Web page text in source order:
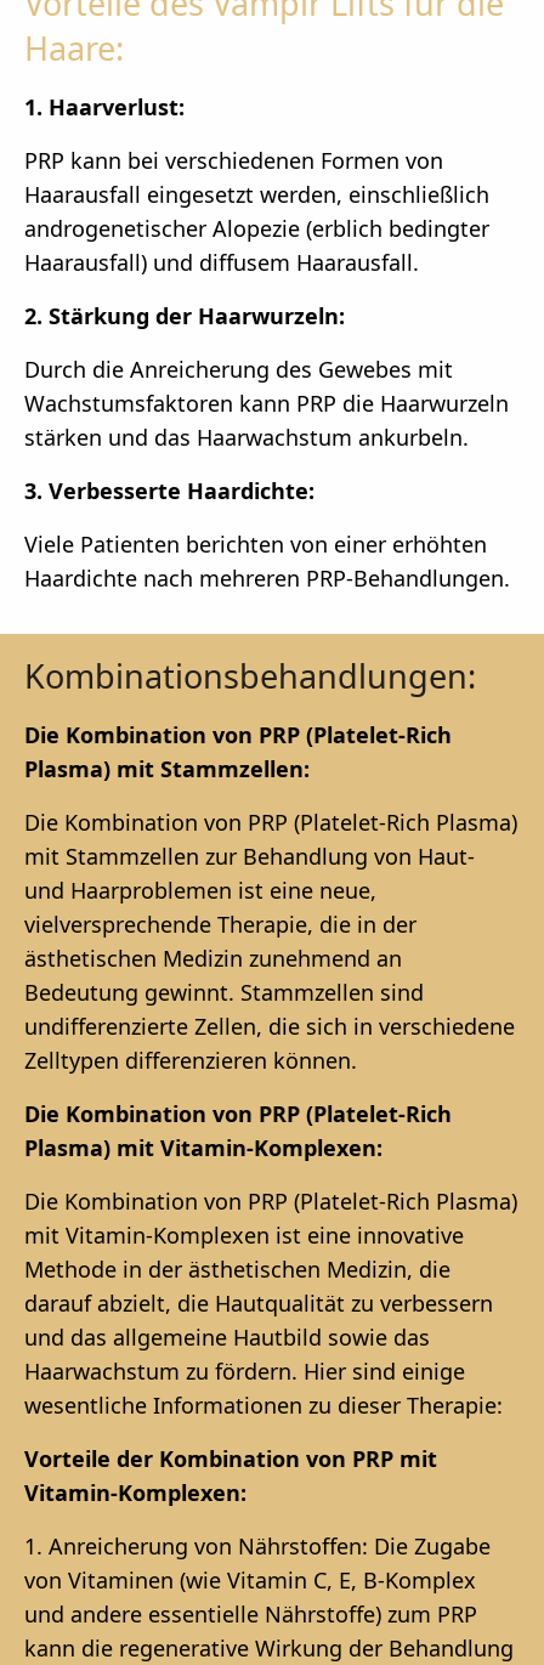
Haare:
1. Haarverlust:
PRP kann bei verschiedenen Formen von
Haarausfall eingesetzt werden, einschließlich
androgenetischer Alopezie (erblich bedingter
Haarausfall) und diffusem Haarausfall.
2. Stärkung der Haarwurzeln:
Durch die Anreicherung des Gewebes mit
Wachstumsfaktoren kann PRP die Haarwurzeln
stärken und das Haarwachstum ankurbeln.
3. Verbesserte Haardichte:
Viele Patienten berichten von einer erhöhten
Haardichte nach mehreren PRP-Behandlungen.
Kombinationsbehandlungen:
Die Kombination von PRP (Platelet-Rich
Plasma) mit Stammzellen:
Die Kombination von PRP (Platelet-Rich Plasma)
mit Stammzellen zur Behandlung von Haut-
und Haarproblemen ist eine neue,
vielversprechende Therapie, die in der
ästhetischen Medizin zunehmend an
Bedeutung gewinnt. Stammzellen sind
undifferenzierte Zellen, die sich in verschiedene
Zelltypen differenzieren können.
Die Kombination von PRP (Platelet-Rich
Plasma) mit Vitamin-Komplexen:
Die Kombination von PRP (Platelet-Rich Plasma)
mit Vitamin-Komplexen ist eine innovative
Methode in der ästhetischen Medizin, die
darauf abzielt, die Hautqualität zu verbessern
und das allgemeine Hautbild sowie das
Haarwachstum zu fördern. Hier sind einige
wesentliche Informationen zu dieser Therapie:
Vorteile der Kombination von PRP mit
Vitamin-Komplexen:
1. Anreicherung von Nährstoffen: Die Zugabe
von Vitaminen (wie Vitamin C, E, B-Komplex
und andere essentielle Nährstoffe) zum PRP
kann die regenerative Wirkung der Behandlung